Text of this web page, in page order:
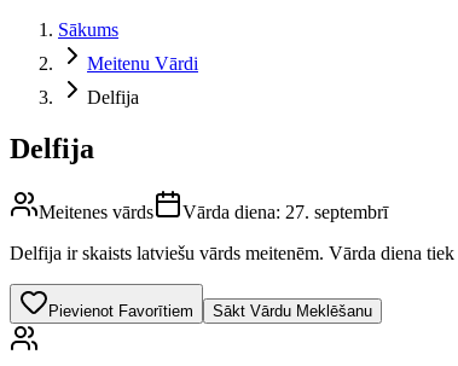
Sākums
Meitenu Vārdi
Delfija
Delfija
Meitenes vārds Vārda diena: 27. septembrī
Delfija ir skaists latviešu vārds meitenēm. Vārda diena tiek
Pievienot Favorītiem Sākt Vārdu Meklēšanu